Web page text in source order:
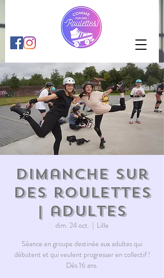
Dimanche sur
des roulettes
| adultes
dim. 24 oct.
  |
Lille
Séance en groupe destinée aux adultes qui
débutent et qui veulent progresser en collectif !
Dès 16 ans.